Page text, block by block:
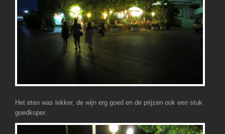
Het eten was lekker, de wijn erg goed en de prijzen ook een stuk
goedkoper.